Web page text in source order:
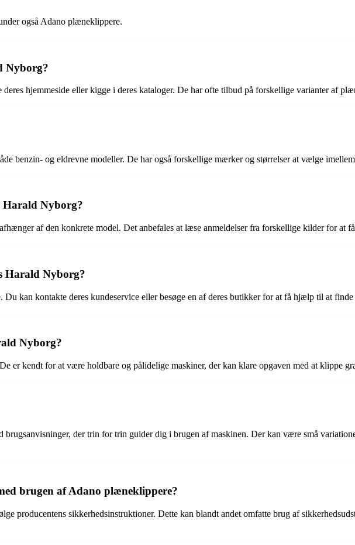
også Adano plæneklippere.
Nyborg?
hjemmeside eller kigge i deres kataloger. De har ofte tilbud på forskellige varianter af
benzin- og eldrevne modeller. De har også forskellige mærker og størrelser at vælge
Harald Nyborg?
af den konkrete model. Det anbefales at læse anmeldelser fra forskellige kilder for at
Harald Nyborg?
kan kontakte deres kundeservice eller besøge en af deres butikker for at få hjælp til at finde
Nyborg?
er kendt for at være holdbare og pålidelige maskiner, der kan klare opgaven med at klippe
brugsanvisninger, der trin for trin guider dig i brugen af maskinen. Der kan være små
brugen af Adano plæneklippere?
producentens sikkerhedsinstruktioner. Dette kan blandt andet omfatte brug af